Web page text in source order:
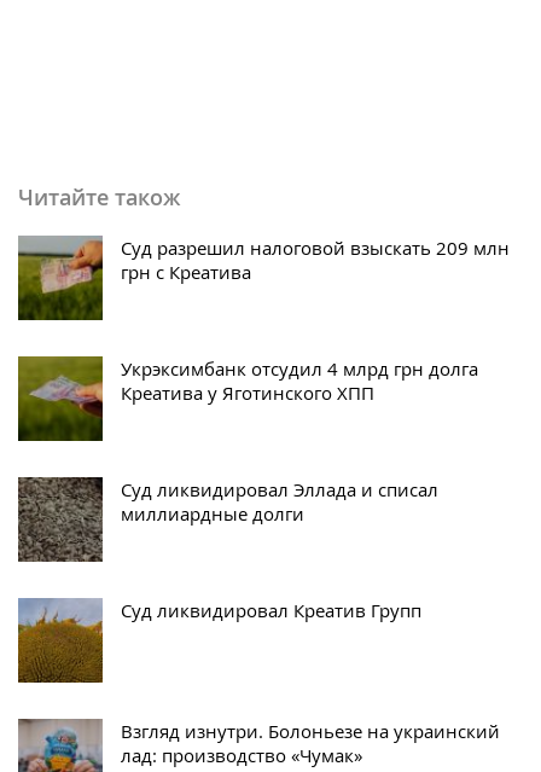
Читайте також
Суд разрешил налоговой взыскать 209 млн
грн с Креатива
Укрэксимбанк отсудил 4 млрд грн долга
Креатива у Яготинского ХПП
Суд ликвидировал Эллада и списал
миллиардные долги
Суд ликвидировал Креатив Групп
Взгляд изнутри. Болоньезе на украинский
лад: производство «Чумак»